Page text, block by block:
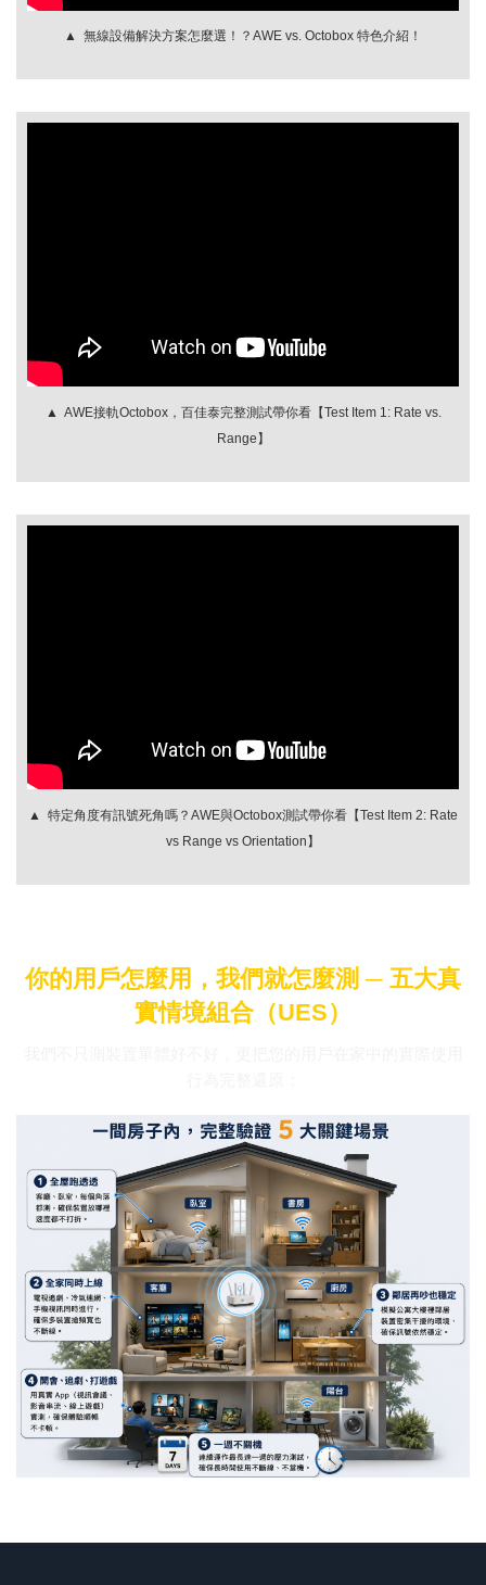
▲ 無線設備解決方案怎麼選！？AWE vs. Octobox 特色介紹！
▲ AWE接軌Octobox，百佳泰完整測試帶你看【Test Item 1: Rate vs.
Range】
▲ 特定角度有訊號死角嗎？AWE與Octobox測試帶你看【Test Item 2: Rate
vs Range vs Orientation】
你的用戶怎麼用，我們就怎麼測 ─ 五大真
實情境組合（UES）